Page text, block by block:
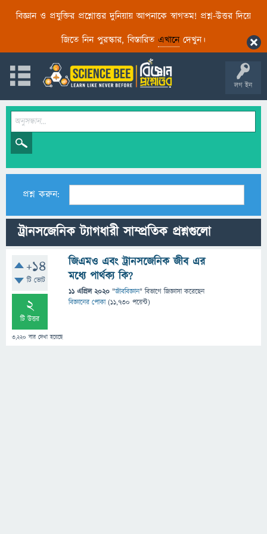
বিজ্ঞান ও প্রযুক্তির প্রশ্নোত্তর দুনিয়ায় আপনাকে স্বাগতম! প্রশ্ন-উত্তর দিয়ে
জিতে নিন পুরস্কার, বিস্তারিত এখানেদেখুন।
লগ ইন
প্রশ্ন করুন:
ট্রানসজেনিক ট্যাগধারী সাম্প্রতিক প্রশ্নগুলো
+14
টি ভোট
2
টি উত্তর
3,220 বার দেখা হয়েছে
জিএমও এবং ট্রানসজেনিক জীব এর
মধ্যে পার্থক্য কি?
11 এপ্রিল 2020 "জীববিজ্ঞান" বিভাগে জিজ্ঞাসাকরেছেন
বিজ্ঞানের পোকা (11,730 পয়েন্ট)